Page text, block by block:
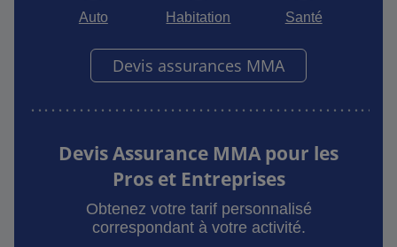
Auto Habitation Santé
Devis assurances MMA
Devis Assurance MMA pour les
Pros et Entreprises
Obtenez votre tarif personnalisé
correspondant à votre activité.